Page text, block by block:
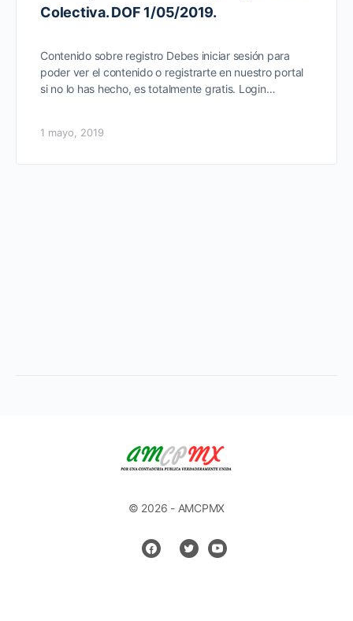
Colectiva. DOF 1/05/2019.
Contenido sobre registro Debes iniciar sesión para
poder ver el contenido o registrarte en nuestro portal
si no lo has hecho, es totalmente gratis. Login…
1 mayo, 2019
© 2026 - AMCPMX